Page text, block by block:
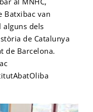
Batxibac van
alguns dels
de Catalunya
de Barcelona.